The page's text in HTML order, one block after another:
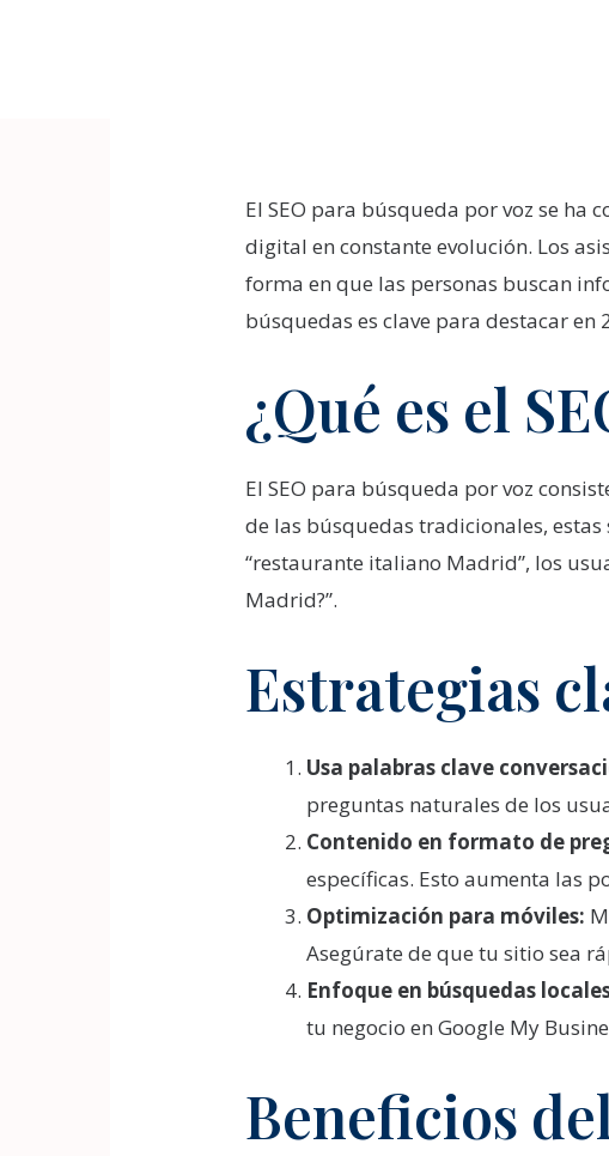
El SEO para búsqueda por voz se ha
digital en constante evolución. Los
forma en que las personas buscan
búsquedas es clave para destacar en
¿Qué es el
El SEO para búsqueda por voz
de las búsquedas tradicionales,
“restaurante italiano Madrid”, los
Madrid?”.
Estrategias
Usa palabras clave
preguntas naturales de los
Contenido en formato de
específicas. Esto aumenta las
Optimización para móviles:
Asegúrate de que tu sitio sea
Enfoque en búsquedas
tu negocio en Google My
Beneficios